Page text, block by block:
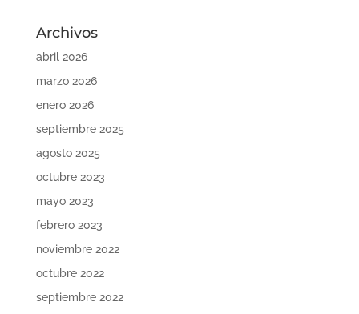
Archivos
abril 2026
marzo 2026
enero 2026
septiembre 2025
agosto 2025
octubre 2023
mayo 2023
febrero 2023
noviembre 2022
octubre 2022
septiembre 2022